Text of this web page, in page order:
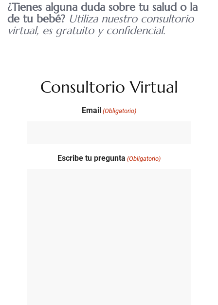
¿Tienes alguna duda sobre tu salud o la
de tu bebé? Utiliza nuestro consultorio
virtual, es gratuito y confidencial.
Consultorio Virtual
Email (Obligatorio)
Escribe tu pregunta (Obligatorio)